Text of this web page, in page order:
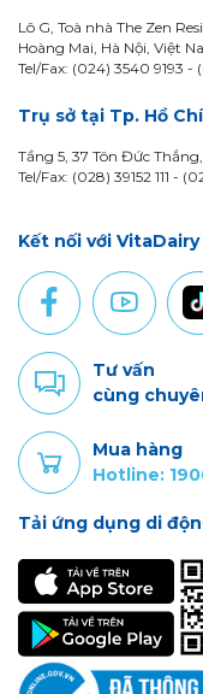
Lô G, Toà nhà The Zen
Hoàng Mai, Hà Nội, Việt
Tel/Fax: (024) 3540 9193 -
Trụ sở tại Tp. Hồ
Tầng 5, 37 Tôn Đức
Tel/Fax: (028) 39152 111 -
Kết nối với VitaDairy
Tư vấn
cùng
Mua hàng
Hotline:
Tải ứng dụng di